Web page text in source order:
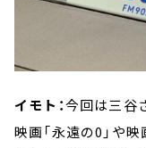
イモト：今回は三谷
映画「永遠の0」や